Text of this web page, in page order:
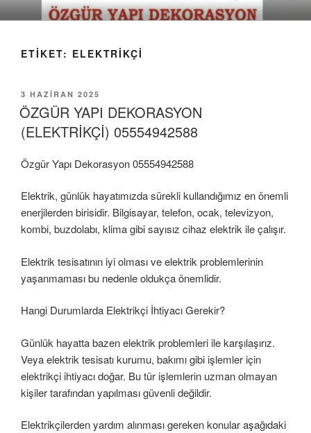
İçeriğe
geç
ETIKET: ELEKTRIKÇI
YAYIM
TARIHI
3 HAZIRAN 2025
ÖZGÜR YAPI DEKORASYON
(ELEKTRİKÇİ) 05554942588
Özgür Yapı Dekorasyon 05554942588
Elektrik, günlük hayatımızda sürekli kullandığımız en önemli
enerjilerden birisidir. Bilgisayar, telefon, ocak, televizyon,
kombi, buzdolabı, klima gibi sayısız cihaz elektrik ile çalışır.
Elektrik tesisatının iyi olması ve elektrik problemlerinin
yaşanmaması bu nedenle oldukça önemlidir.
Hangi Durumlarda Elektrikçi İhtiyacı Gerekir?
Günlük hayatta bazen elektrik problemleri ile karşılaşırız.
Veya elektrik tesisatı kurumu, bakımı gibi işlemler için
elektrikçi ihtiyacı doğar. Bu tür işlemlerin uzman olmayan
kişiler tarafından yapılması güvenli değildir.
Elektrikçilerden yardım alınması gereken konular aşağıdaki